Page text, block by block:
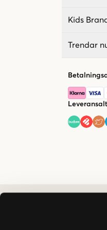
Kids
Trendar